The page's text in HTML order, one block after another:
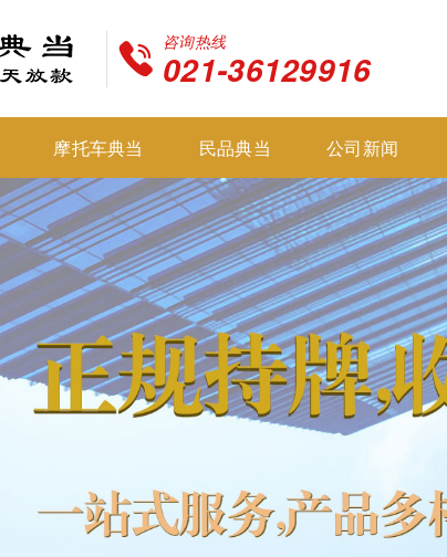
咨询热线
021-36129916
摩托车典当 民品典当 公司新闻